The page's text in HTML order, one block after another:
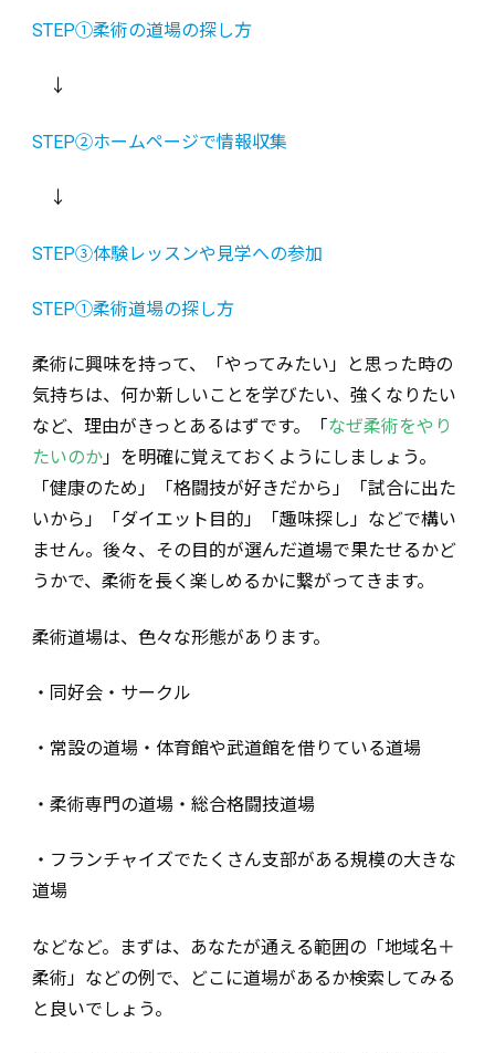
STEP①柔術の道場の探し方
↓
STEP②ホームページで情報収集
↓
STEP③体験レッスンや見学への参加
STEP①柔術道場の探し方
柔術に興味を持って、「やってみたい」と思った時の
気持ちは、何か新しいことを学びたい、強くなりたい
など、理由がきっとあるはずです。「 なぜ柔術をやり
たいのか」を明確に覚えておくようにしましょう。
「健康のため」「格闘技が好きだから」「試合に出た
いから」「ダイエット目的」「趣味探し」などで構い
ません。後々、その目的が選んだ道場で果たせるかど
うかで、柔術を長く楽しめるかに繋がってきます。
柔術道場は、色々な形態があります。
・同好会・サークル
・常設の道場・体育館や武道館を借りている道場
・柔術専門の道場・総合格闘技道場
・フランチャイズでたくさん支部がある規模の大きな
道場
などなど。まずは、あなたが通える範囲の「地域名＋
柔術」などの例で、どこに道場があるか検索してみる
と良いでしょう。